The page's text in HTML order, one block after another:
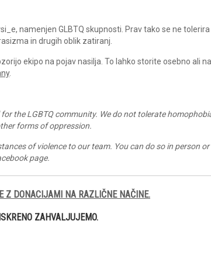
namenjen GLBTQ skupnosti. Prav tako se ne tolerira
in drugih oblik zatiranj.
ekipo na pojav nasilja. To lahko storite osebno ali
.
the LGBTQ community. We do not tolerate
forms of oppression.
of violence to our team. You can do so in person or
page.
Z DONACIJAMI NA RAZLIČNE NAČINE.
ZAHVALJUJEMO.